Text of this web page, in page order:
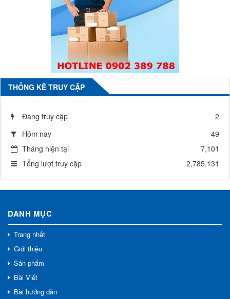
THỐNG KÊ TRUY CẬP
Đang truy cập
2
Hôm nay
49
Tháng hiện tại
7,101
Tổng lượt truy cập
2,785,131
DANH MỤC
Trang nhất
Giới thiệu
Sản phẩm
Bài Viết
Bài hướng dẫn